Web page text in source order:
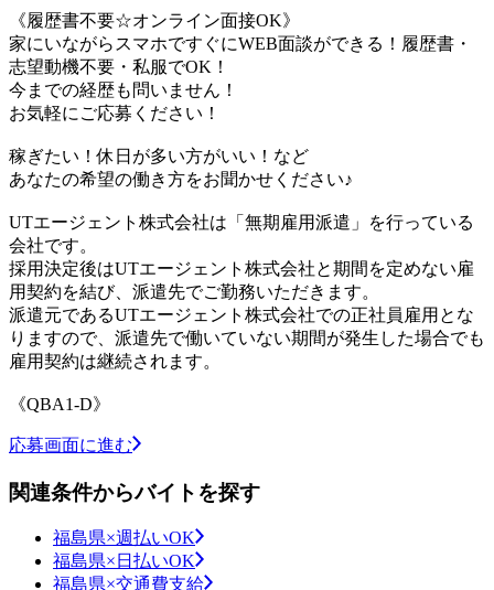
《履歴書不要☆オンライン面接OK》
家にいながらスマホですぐにWEB面談ができる！履歴書・
志望動機不要・私服でOK！
今までの経歴も問いません！
お気軽にご応募ください！
稼ぎたい！休日が多い方がいい！など
あなたの希望の働き方をお聞かせください♪
UTエージェント株式会社は「無期雇用派遣」を行っている
会社です。
採用決定後はUTエージェント株式会社と期間を定めない雇
用契約を結び、派遣先でご勤務いただきます。
派遣元であるUTエージェント株式会社での正社員雇用とな
りますので、派遣先で働いていない期間が発生した場合でも
雇用契約は継続されます。
《QBA1-D》
応募画面に進む
関連条件からバイトを探す
福島県×週払いOK
福島県×日払いOK
福島県×交通費支給